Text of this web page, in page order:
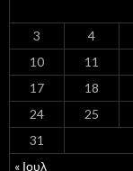
« Ιουλ
3
4
10
11
17
18
24
25
31